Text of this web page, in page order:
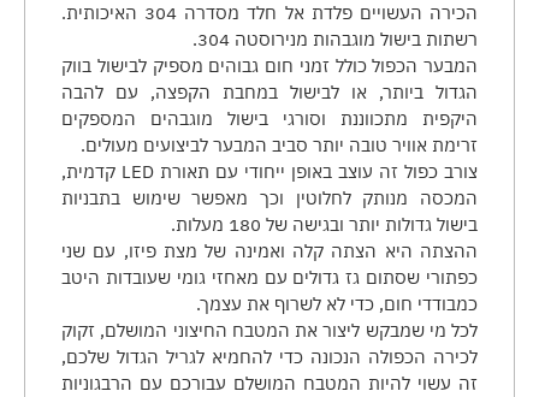
הכירה העשויים פלדת אל חלד מסדרה 304 האיכותית.
רשתות בישול מוגבהות מנירוסטה 304.
המבער הכפול כולל זמני חום גבוהים מספיק לבישול בווק
הגדול ביותר, או לבישול במחבת הקפצה, עם להבה
היקפית מתכווננת וסורגי בישול מוגבהים המספקים
זרימת אוויר טובה יותר סביב המבער לביצועים מעולים.
צורב כפול זה עוצב באופן ייחודי עם תאורת LED קדמית,
המכסה מנותק לחלוטין וכך מאפשר שימוש בתבניות
בישול גדולות יותר ובגישה של 180 מעלות.
ההצתה היא הצתה קלה ואמינה של מצת פיזו, עם שני
כפתורי שסתום גז גדולים עם מאחזי גומי שעובדות היטב
כמבודדי חום, כדי לא לשרוף את עצמך.
לכל מי שמבקש ליצור את המטבח החיצוני המושלם, זקוק
לכירה הכפולה הנכונה כדי להחמיא לגריל הגדול שלכם,
זה עשוי להיות המטבח המושלם עבורכם עם הרבגוניות